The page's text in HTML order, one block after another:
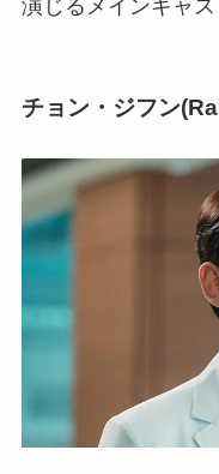
演じるメインキャス
チョン・ジフン